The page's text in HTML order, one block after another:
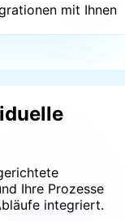
mit Ihnen
Ihre Prozesse
integriert.